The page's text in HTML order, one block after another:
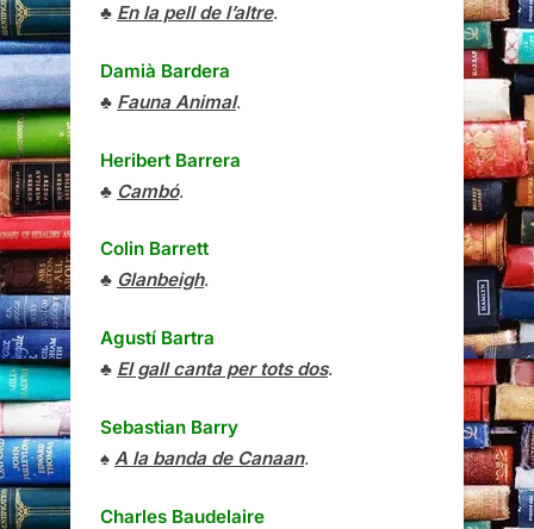
♣ En la pell de l’altre.
Damià Bardera
♣ Fauna Animal.
Heribert Barrera
♣ Cambó.
Colin Barrett
♣ Glanbeigh.
Agustí Bartra
♣ El gall canta per tots dos.
Sebastian Barry
♠ A la banda de Canaan.
Charles Baudelaire